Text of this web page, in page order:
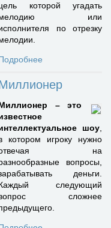
которой угадать
или
по отрезку
– это
шоу
котором игроку нужно
на
вопросы,
деньги.
следующий
сложнее